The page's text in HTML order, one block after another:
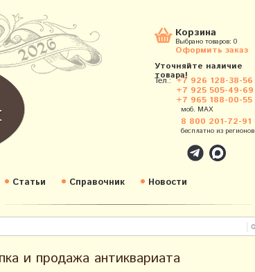
Корзина
Выбрано товаров: 0
Оформить заказ
Уточняйте наличие
товара!
Тел.: +7 926 128-38-56
+7 925 505-49-69
+7 965 188-00-55
моб. MAX
8 800 201-72-91
бесплатно из регионов
Статьи Справочник Новости
и продажа антиквариата